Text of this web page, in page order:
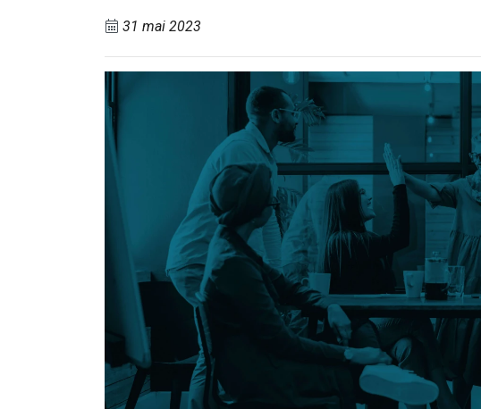
31 mai 2023